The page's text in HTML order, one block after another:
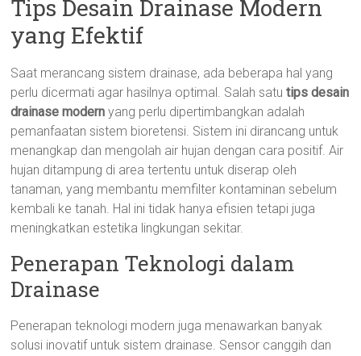
Tips Desain Drainase Modern
yang Efektif
Saat merancang sistem drainase, ada beberapa hal yang
perlu dicermati agar hasilnya optimal. Salah satutips desain
drainase modern yang perlu dipertimbangkan adalah
pemanfaatan sistem bioretensi. Sistem ini dirancang untuk
menangkap dan mengolah air hujan dengan cara positif. Air
hujan ditampung di area tertentu untuk diserap oleh
tanaman, yang membantu memfilter kontaminan sebelum
kembali ke tanah. Hal ini tidak hanya efisien tetapi juga
meningkatkan estetika lingkungan sekitar.
Penerapan Teknologi dalam
Drainase
Penerapan teknologi modern juga menawarkan banyak
solusi inovatif untuk sistem drainase. Sensor canggih dan